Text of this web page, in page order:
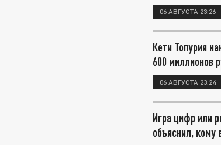
06 АВГУСТА 23:26
Кети Топурия
600 миллионов
06 АВГУСТА 23:24
Игра цифр или
объяснил, кому